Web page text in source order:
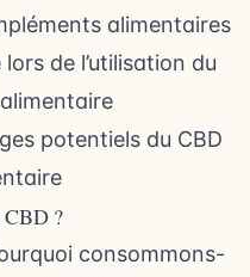
alimentaires
de l’utilisation du
potentiels du CBD
CBD ?
consommons-